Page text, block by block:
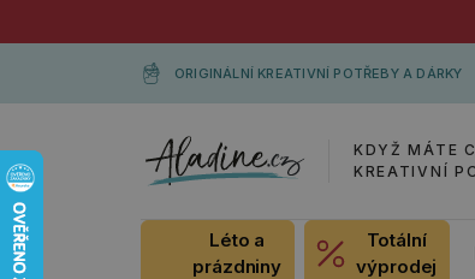
ORIGINÁLNÍ KREATIVNÍ POTŘEBY A DÁRKY
KDYŽ MÁTE
KREATIVNÍ
Léto a
prázdniny
Totální
výprodej